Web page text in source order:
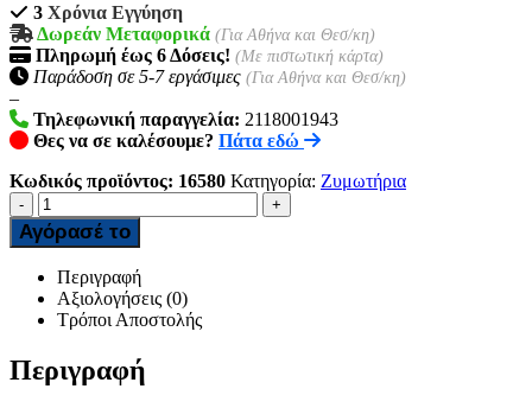
3 Χρόνια Εγγύηση
Δωρεάν Μεταφορικά (Για Αθήνα και Θεσ/κη)
Πληρωμή έως 6Δόσεις! (Με πιστωτική κάρτα)
Παράδοση σε 5-7 εργάσιμες (Για Αθήνα και Θεσ/κη)
–
Τηλεφωνική παραγγελία: 2118001943
Θες να σε καλέσουμε? Πάτα εδώ
Κωδικός προϊόντος: 16580 Κατηγορία: Ζυμωτήρια
- +
Αγόρασέ το
Περιγραφή
Αξιολογήσεις (0)
Τρόποι Αποστολής
Περιγραφή